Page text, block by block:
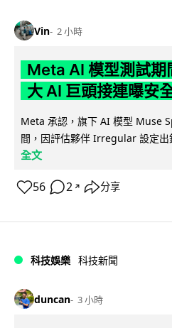
Vin 2 小時
Meta AI 模型測試期
大 AI 巨頭接連曝安
Meta 承認，旗下 AI 模型 Muse
間，因評估夥伴 Irregular 設定出
全文
56 2 ↗ 分享
科技娛樂 科技新聞
duncan 3 小時